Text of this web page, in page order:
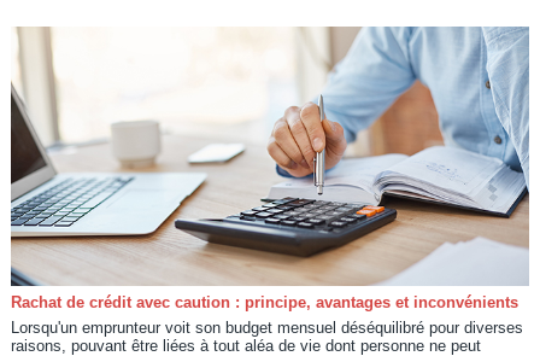
Rachat de crédit avec caution : principe, avantages et inconvénients
Lorsqu'un emprunteur voit son budget mensuel déséquilibré pour diverses
raisons, pouvant être liées à tout aléa de vie dont personne ne peut